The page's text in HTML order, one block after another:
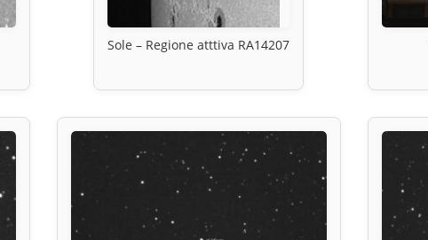
Sole – Regione atttiva RA14207